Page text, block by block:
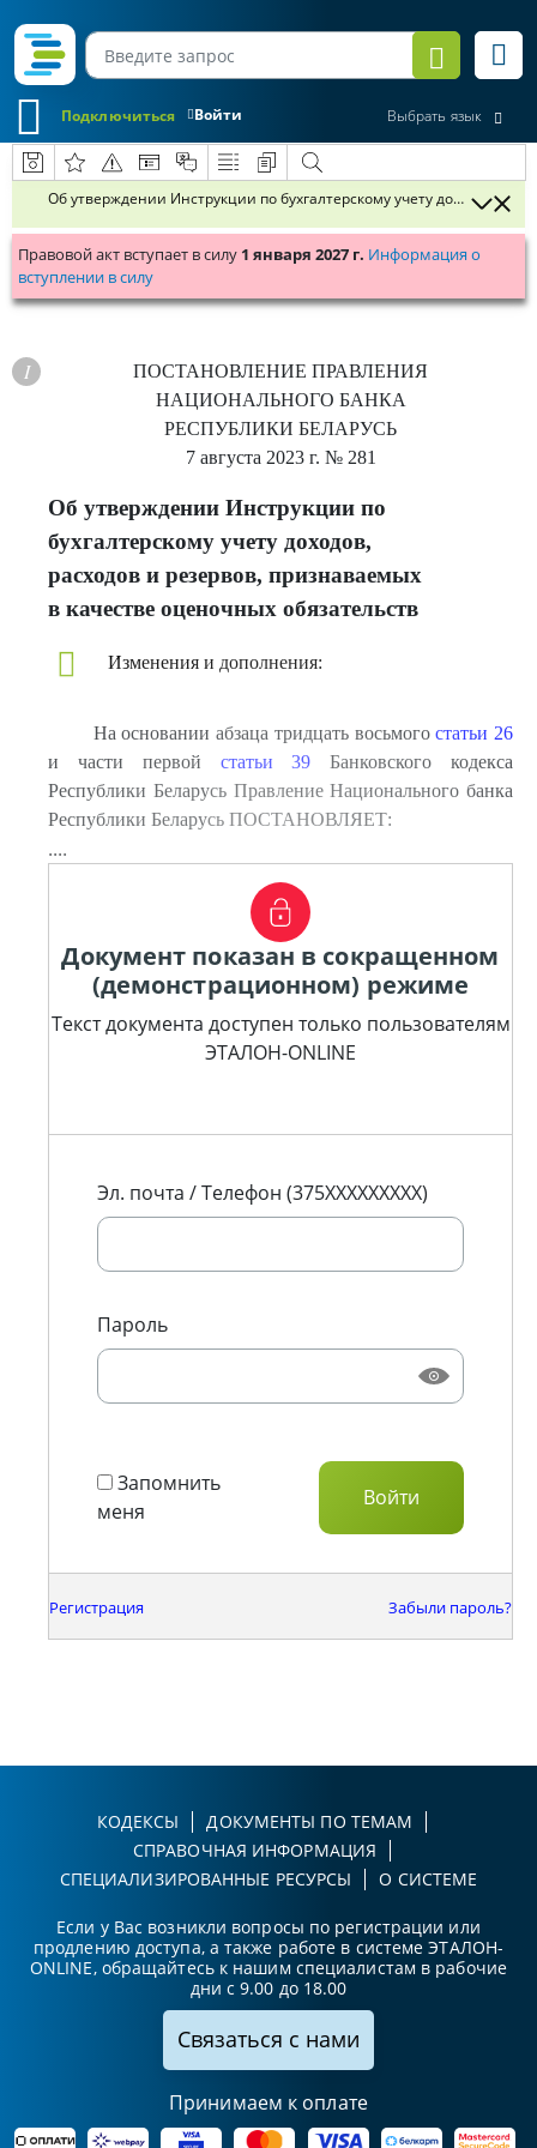
Войти
Подключиться Выбрать язык
Об утверждении Инструкции по бухгалтерскому учету доходов,
Правовой акт вступает в силу 1 января 2027 г. Информация о
вступлении в силу
ПОСТАНОВЛЕНИЕ ПРАВЛЕНИЯ
НАЦИОНАЛЬНОГО БАНКА
РЕСПУБЛИКИ БЕЛАРУСЬ
7 августа 2023 г. № 281
Об утверждении Инструкции по
бухгалтерскому учету доходов,
расходов и резервов, признаваемых
в качестве оценочных обязательств
Изменения и дополнения:
На основании абзаца тридцать восьмогостатьи 26
и части первой статьи 39 Банковского кодекса
Республики Беларусь Правление Национального банка
Республики Беларусь ПОСТАНОВЛЯЕТ:
....
Документ показан в сокращенном
(демонстрационном) режиме
Текст документа доступен только пользователям
ЭТАЛОН-ONLINE
Эл. почта / Телефон (375XXXXXXXXX)
Пароль
Запомнить
меня
Регистрация Забыли пароль?
КОДЕКСЫ
ДОКУМЕНТЫ ПО ТЕМАМ
СПРАВОЧНАЯ ИНФОРМАЦИЯ
СПЕЦИАЛИЗИРОВАННЫЕ РЕСУРСЫ
О СИСТЕМЕ
Если у Вас возникли вопросы по регистрации или
продлению доступа, а также работе в системе ЭТАЛОН-
ONLINE, обращайтесь к нашим специалистам в рабочие
дни с 9.00 до 18.00
Связаться с нами
Принимаем к оплате